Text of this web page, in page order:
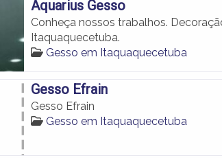
Aquarius Gesso
Conheça nossos trabalhos.
Itaquaquecetuba.
Gesso em Itaquaquecetuba
Gesso Efrain
Gesso Efrain
Gesso em Itaquaquecetuba